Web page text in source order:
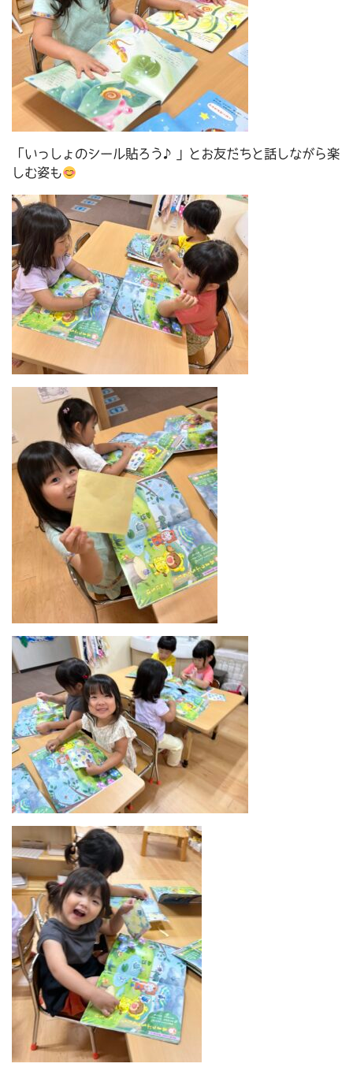
「いっしょのシール貼ろう♪」とお友だちと話しながら楽
しむ姿も